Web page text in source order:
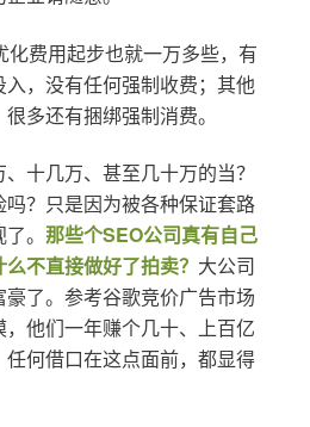
费用起步也就一万多些，有
，没有任何强制收费；其他
多还有捆绑强制消费。
十几万、甚至几十万的当？
？只是因为被各种保证套路
。 那些个SEO公司真有自己
不直接做好了拍卖？ 大公司
了。参考谷歌竞价广告市场
他们一年赚个几十、上百亿
何借口在这点面前，都显得